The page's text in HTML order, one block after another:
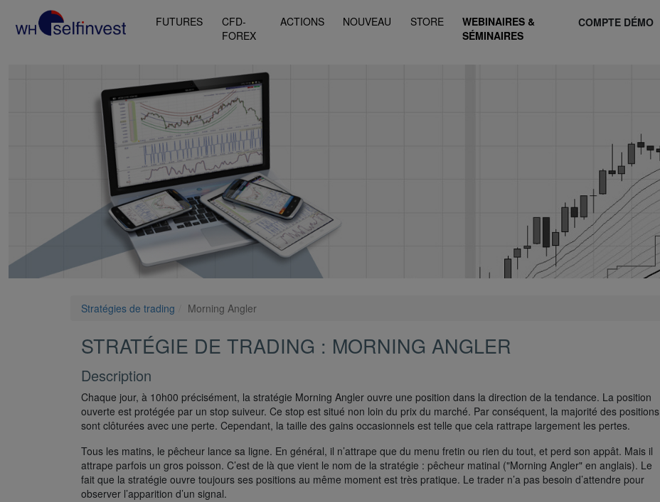
FUTURES
CFD-
FOREX
ACTIONS NOUVEAU STORE
WEBINAIRES &
SÉMINAIRES
COMPTE DÉMO
Stratégies de trading Morning Angler
STRATÉGIE DE TRADING : MORNING ANGLER
Description
Chaque jour, à 10h00 précisément, la stratégie Morning Angler ouvre une position dans la direction de la tendance. La position
ouverte est protégée par un stop suiveur. Ce stop est situé non loin du prix du marché. Par conséquent, la majorité des positions
sont clôturées avec une perte. Cependant, la taille des gains occasionnels est telle que cela rattrape largement les pertes.
Tous les matins, le pêcheur lance sa ligne. En général, il n’attrape que du menu fretin ou rien du tout, et perd son appât. Mais il
attrape parfois un gros poisson. C’est de là que vient le nom de la stratégie : pêcheur matinal ("Morning Angler" en anglais). Le
fait que la stratégie ouvre toujours ses positions au même moment est très pratique. Le trader n’a pas besoin d’attendre pour
observer l’apparition d’un signal.